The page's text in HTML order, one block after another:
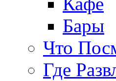
Бары
Что
Где